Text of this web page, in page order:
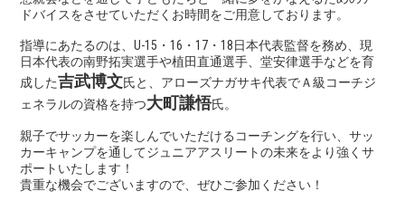
ドバイスをさせていただくお時間をご用意しております。
指導にあたるのは、U-15・16・17・18日本代表監督を務め、現
日本代表の南野拓実選手や植田直通選手、堂安律選手などを育
成した吉武博文氏と、アローズナガサキ代表でＡ級コーチジ
ェネラルの資格を持つ大町謙悟氏。
親子でサッカーを楽しんでいただけるコーチングを行い、サッ
カーキャンプを通してジュニアアスリートの未来をより強くサ
ポートいたします！
貴重な機会でございますので、ぜひご参加ください！